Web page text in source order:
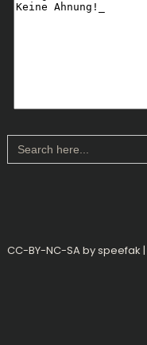
Search
for:
CC-BY-NC-SA by speefak |